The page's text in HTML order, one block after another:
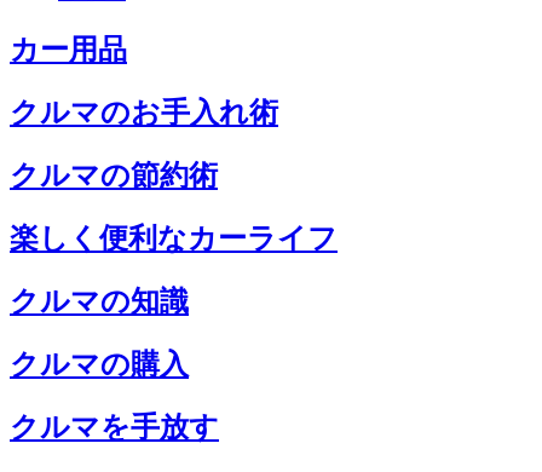
カー用品
クルマのお手入れ術
クルマの節約術
楽しく便利なカーライフ
クルマの知識
クルマの購入
クルマを手放す